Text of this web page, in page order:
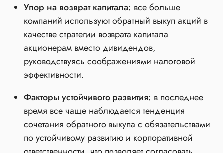
Упор на возврат капитала: все больше
компаний используют обратный выкуп акций в
качестве стратегии возврата капитала
акционерам вместо дивидендов,
руководствуясь соображениями налоговой
эффективности.
Факторы устойчивого развития: в последнее
время все чаще наблюдается тенденция
сочетания обратного выкупа с обязательствами
по устойчивому развитию и корпоративной